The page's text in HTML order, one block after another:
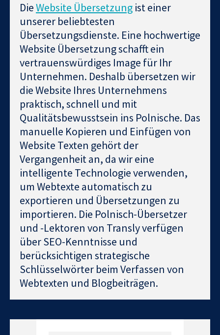
DieWebsite Übersetzung ist einer
unserer beliebtesten
Übersetzungsdienste. Eine hochwertige
Website Übersetzung schafft ein
vertrauenswürdiges Image für Ihr
Unternehmen. Deshalb übersetzen wir
die Website Ihres Unternehmens
praktisch, schnell und mit
Qualitätsbewusstsein ins Polnische. Das
manuelle Kopieren und Einfügen von
Website Texten gehört der
Vergangenheit an, da wir eine
intelligente Technologie verwenden,
um Webtexte automatisch zu
exportieren und Übersetzungen zu
importieren. Die Polnisch-Übersetzer
und -Lektoren von Transly verfügen
über SEO-Kenntnisse und
berücksichtigen strategische
Schlüsselwörter beim Verfassen von
Webtexten und Blogbeiträgen.